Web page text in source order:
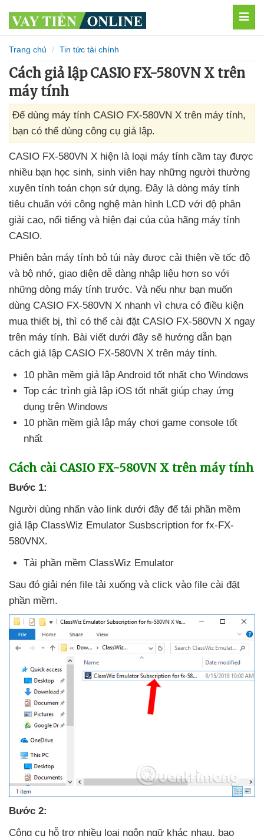
Trang chủ Tin tức tài chính
Cách giả lập CASIO FX-580VN X trên
máy tính
Để dùng máy tính CASIO FX-580VN X trên máy tính,
bạn có thể dùng công cụ giả lập.
CASIO FX-580VN X hiện là loại máy tính cầm tay được
nhiều bạn học sinh, sinh viên hay những người thường
xuyên tính toán chọn sử dụng. Đây là dòng máy tính
tiêu chuẩn với công nghệ màn hình LCD với độ phân
giải cao, nổi tiếng và hiện đại của của hãng máy tính
CASIO.
Phiên bản máy tính bỏ túi này được cải thiện về tốc độ
và bộ nhớ, giao diện dễ dàng nhập liệu hơn so với
những dòng máy tính trước. Và nếu như bạn muốn
dùng CASIO FX-580VN X nhanh vì chưa có điều kiện
mua thiết bị, thì có thể cài đặt CASIO FX-580VN X ngay
trên máy tính. Bài viết dưới đây sẽ hướng dẫn bạn
cách giả lập CASIO FX-580VN X trên máy tính.
10 phần mềm giả lập Android tốt nhất cho Windows
Top các trình giả lập iOS tốt nhất giúp chạy ứng
dụng trên Windows
10 phần mềm giả lập máy chơi game console tốt
nhất
Cách cài CASIO FX-580VN X trên máy tính
Bước 1:
Người dùng nhấn vào link dưới đây để tải phần mềm
giả lập ClassWiz Emulator Susbscription for fx-FX-
580VNX.
Tải phần mềm ClassWiz Emulator
Sau đó giải nén file tải xuống và click vào file cài đặt
phần mềm.
Bước 2:
Công cụ hỗ trợ nhiều loại ngôn ngữ khác nhau, bao